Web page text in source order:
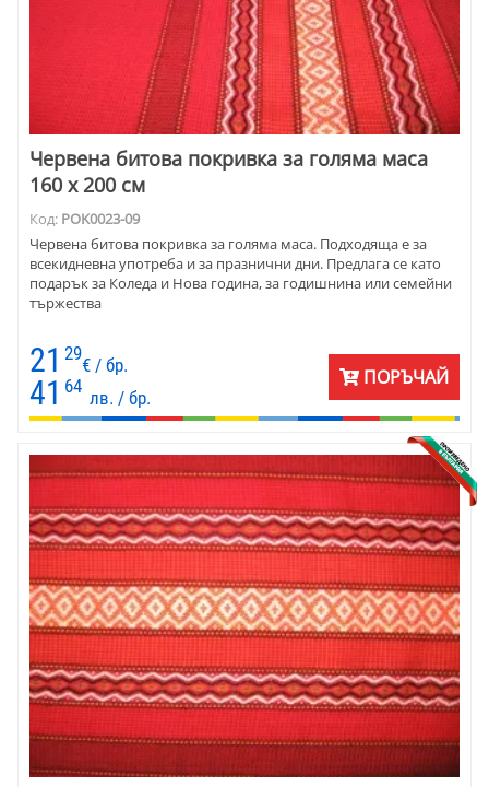
Червена битова покривка за голяма маса
160 х 200 см
Код: POK0023-09
Червена битова покривка за голяма маса. Подходяща е за
всекидневна употреба и за празнични дни. Предлага се като
подарък за Коледа и Нова година, за годишнина или семейни
тържества
21 29
€ / бр.
41 64
лв. / бр.
ПОРЪЧАЙ